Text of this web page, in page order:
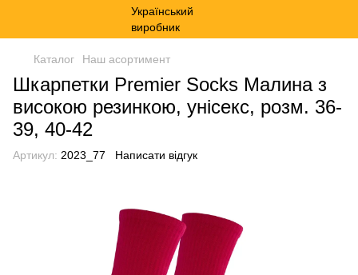
Каталог Наш асортимент
Шкарпетки Premier Socks Малина з
високою резинкою, унісекс, розм. 36-
39, 40-42
Артикул: 2023_77 Написати відгук